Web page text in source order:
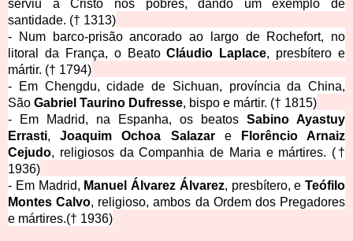
serviu a Cristo nos pobres, dando um exemplo de
santidade. († 1313)
- Num barco-prisão ancorado ao largo de Rochefort, no
litoral da França, o BeatoCláudio Laplace, presbítero e
mártir. († 1794)
- Em Chengdu, cidade de Sichuan, província da China,
São Gabriel Taurino Dufresse, bispo e mártir. († 1815)
- Em Madrid, na Espanha, os beatos Sabino Ayastuy
Errasti,Joaquim Ochoa Salazar e
Florêncio Arnaiz
Cejudo, religiosos da Companhia de Maria e mártires. (†
1936)
- Em Madrid, Manuel Álvarez Álvarez, presbítero, e Teófilo
Montes Calvo, religioso, ambos da Ordem dos Pregadores
e mártires.(† 1936)